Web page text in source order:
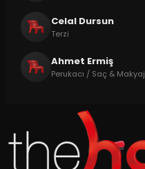
Celal Dursun
Terzi
Ahmet Ermiş
Perukacı / Saç & Makyaj